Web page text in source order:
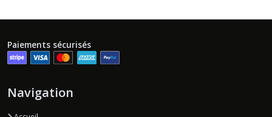
Paiements sécurisés
Navigation